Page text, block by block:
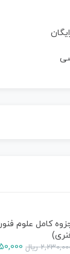
کامل علوم
ریال